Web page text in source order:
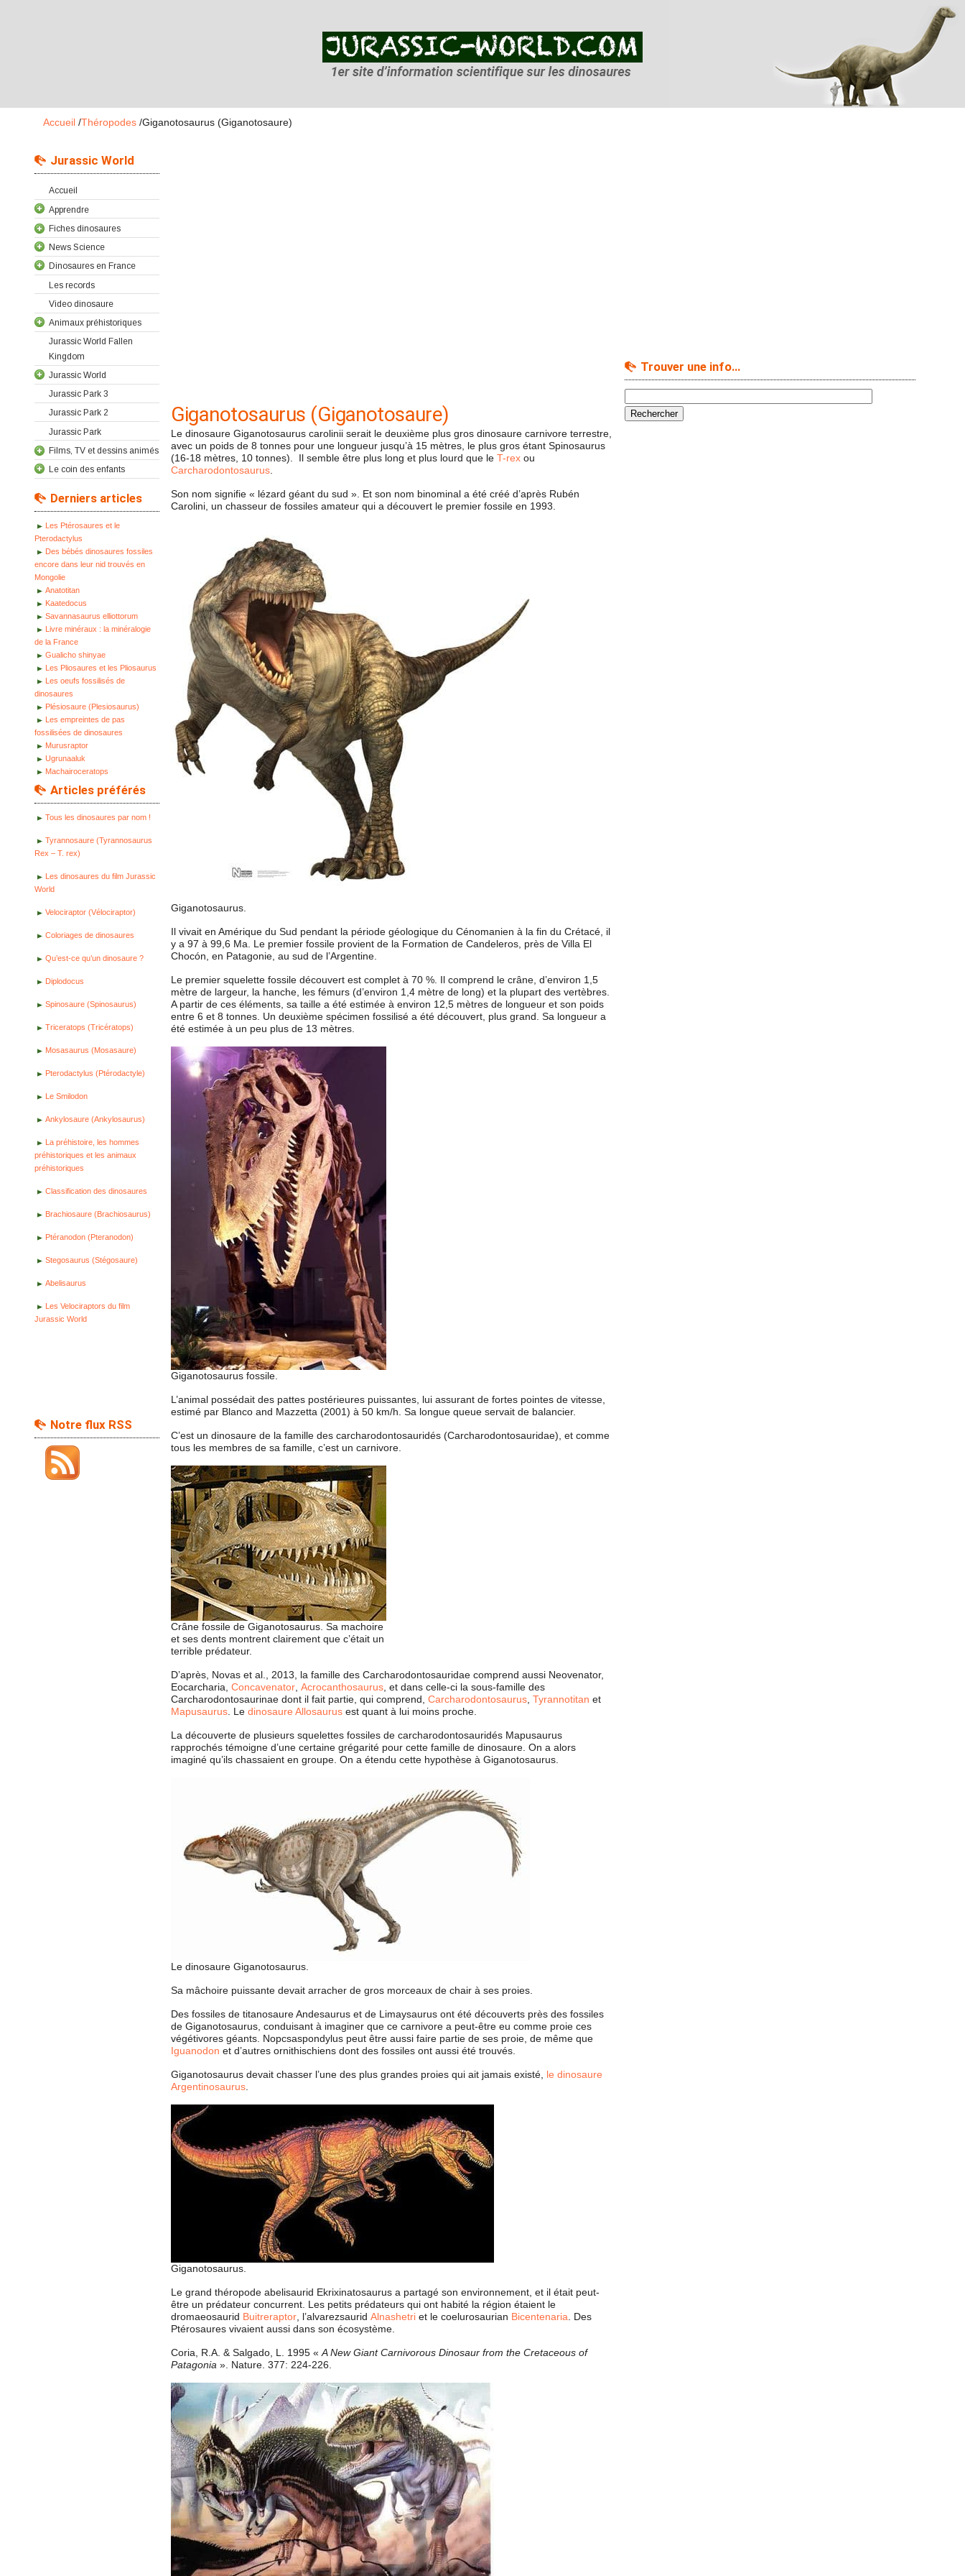
Accueil /Théropodes /Giganotosaurus (Giganotosaure)
Jurassic World
Accueil
Apprendre
Fiches dinosaures
News Science
Dinosaures en France
Les records
Video dinosaure
Animaux préhistoriques
Jurassic World Fallen
Kingdom
Jurassic World
Jurassic Park 3
Jurassic Park 2
Jurassic Park
Films, TV et dessins animés
Le coin des enfants
Derniers articles
Les Ptérosaures et le
Pterodactylus
Des bébés dinosaures fossiles
encore dans leur nid trouvés en
Mongolie
Anatotitan
Kaatedocus
Savannasaurus elliottorum
Livre minéraux : la minéralogie
de la France
Gualicho shinyae
Les Pliosaures et les Pliosaurus
Les oeufs fossilisés de
dinosaures
Plésiosaure (Plesiosaurus)
Les empreintes de pas
fossilisées de dinosaures
Murusraptor
Ugrunaaluk
Machairoceratops
Articles préférés
Tous les dinosaures par nom !
Tyrannosaure (Tyrannosaurus
Rex – T. rex)
Les dinosaures du film Jurassic
World
Velociraptor (Vélociraptor)
Coloriages de dinosaures
Qu’est-ce qu’un dinosaure ?
Diplodocus
Spinosaure (Spinosaurus)
Triceratops (Tricératops)
Mosasaurus (Mosasaure)
Pterodactylus (Ptérodactyle)
Le Smilodon
Ankylosaure (Ankylosaurus)
La préhistoire, les hommes
préhistoriques et les animaux
préhistoriques
Classification des dinosaures
Brachiosaure (Brachiosaurus)
Ptéranodon (Pteranodon)
Stegosaurus (Stégosaure)
Abelisaurus
Les Velociraptors du film
Jurassic World
Notre flux RSS
Giganotosaurus (Giganotosaure)
Le dinosaure Giganotosaurus carolinii serait le deuxième plus gros dinosaure carnivore terrestre,
avec un poids de 8 tonnes pour une longueur jusqu’à 15 mètres, le plus gros étant Spinosaurus
(16-18 mètres, 10 tonnes). Il semble être plus long et plus lourd que le T-rexou
Carcharodontosaurus.
Son nom signifie « lézard géant du sud ». Et son nom binominal a été créé d’après Rubén
Carolini, un chasseur de fossiles amateur qui a découvert le premier fossile en 1993.
Giganotosaurus.
Il vivait en Amérique du Sud pendant la période géologique du Cénomanien à la fin du Crétacé, il
y a 97 à 99,6 Ma. Le premier fossile provient de la Formation de Candeleros, près de Villa El
Chocón, en Patagonie, au sud de l’Argentine.
Le premier squelette fossile découvert est complet à 70 %. Il comprend le crâne, d’environ 1,5
mètre de largeur, la hanche, les fémurs (d’environ 1,4 mètre de long) et la plupart des vertèbres.
A partir de ces éléments, sa taille a été estimée à environ 12,5 mètres de longueur et son poids
entre 6 et 8 tonnes. Un deuxième spécimen fossilisé a été découvert, plus grand. Sa longueur a
été estimée à un peu plus de 13 mètres.
Giganotosaurus fossile.
L’animal possédait des pattes postérieures puissantes, lui assurant de fortes pointes de vitesse,
estimé par Blanco and Mazzetta (2001) à 50 km/h. Sa longue queue servait de balancier.
C’est un dinosaure de la famille des carcharodontosauridés (Carcharodontosauridae), et comme
tous les membres de sa famille, c’est un carnivore.
Crâne fossile de Giganotosaurus. Sa machoire
et ses dents montrent clairement que c’était un
terrible prédateur.
D’après, Novas et al., 2013, la famille des Carcharodontosauridae comprend aussi Neovenator,
Eocarcharia, Concavenator, Acrocanthosaurus, et dans celle-ci la sous-famille des
Carcharodontosaurinae dont il fait partie, qui comprend, Carcharodontosaurus, Tyrannotitan et
Mapusaurus. Le dinosaure Allosaurusest quant à lui moins proche.
La découverte de plusieurs squelettes fossiles de carcharodontosauridés Mapusaurus
rapprochés témoigne d’une certaine grégarité pour cette famille de dinosaure. On a alors
imaginé qu’ils chassaient en groupe. On a étendu cette hypothèse à Giganotosaurus.
Le dinosaure Giganotosaurus.
Sa mâchoire puissante devait arracher de gros morceaux de chair à ses proies.
Des fossiles de titanosaure Andesaurus et de Limaysaurus ont été découverts près des fossiles
de Giganotosaurus, conduisant à imaginer que ce carnivore a peut-être eu comme proie ces
végétivores géants. Nopcsaspondylus peut être aussi faire partie de ses proie, de même que
Iguanodon et d’autres ornithischiens dont des fossiles ont aussi été trouvés.
Giganotosaurus devait chasser l’une des plus grandes proies qui ait jamais existé, le dinosaure
Argentinosaurus.
Giganotosaurus.
Le grand théropode abelisaurid Ekrixinatosaurus a partagé son environnement, et il était peut-
être un prédateur concurrent. Les petits prédateurs qui ont habité la région étaient le
dromaeosaurid Buitreraptor, l’alvarezsaurid Alnashetriet le coelurosaurian Bicentenaria . Des
Ptérosaures vivaient aussi dans son écosystème.
Coria, R.A. & Salgado, L. 1995 « A New Giant Carnivorous Dinosaur from the Cretaceous of
Patagonia ». Nature. 377: 224-226.
Trouver une info…